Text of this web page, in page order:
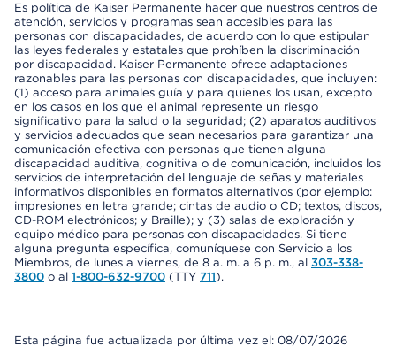
Es política de Kaiser Permanente hacer que nuestros centros de
atención, servicios y programas sean accesibles para las
personas con discapacidades, de acuerdo con lo que estipulan
las leyes federales y estatales que prohíben la discriminación
por discapacidad. Kaiser Permanente ofrece adaptaciones
razonables para las personas con discapacidades, que incluyen:
(1) acceso para animales guía y para quienes los usan, excepto
en los casos en los que el animal represente un riesgo
significativo para la salud o la seguridad; (2) aparatos auditivos
y servicios adecuados que sean necesarios para garantizar una
comunicación efectiva con personas que tienen alguna
discapacidad auditiva, cognitiva o de comunicación, incluidos los
servicios de interpretación del lenguaje de señas y materiales
informativos disponibles en formatos alternativos (por ejemplo:
impresiones en letra grande; cintas de audio o CD; textos, discos,
CD-ROM electrónicos; y Braille); y (3) salas de exploración y
equipo médico para personas con discapacidades. Si tiene
alguna pregunta específica, comuníquese con Servicio a los
Miembros, de lunes a viernes, de 8 a. m. a 6 p. m., al 303-338-
3800 o al 1-800-632-9700 (TTY 711).
Esta página fue actualizada por última vez el: 08/07/2026